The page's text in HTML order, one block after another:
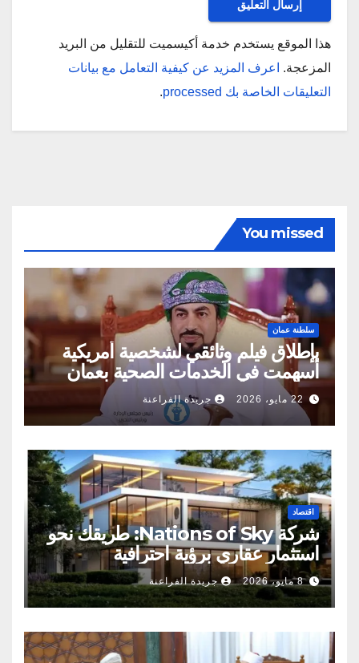
هذا الموقع يستخدم خدمة أكيسميت للتقليل من البريد
المزعجة.
اعرف المزيد عن كيفية التعامل مع بيانات
التعليقات الخاصة بك processed
.
You missed
سلطنة عمان
بإطلاق فيلم وثائقي لشخصية أمريكية
أسهمت في الخدمات الصحية بعمان
22 مايو، 2026 جريدة الفراعنة
اقتصاد
شركة Nations of Sky: طريقك نحو
استثمار عقاري برؤية احترافية
8 مايو، 2026 جريدة الفراعنة